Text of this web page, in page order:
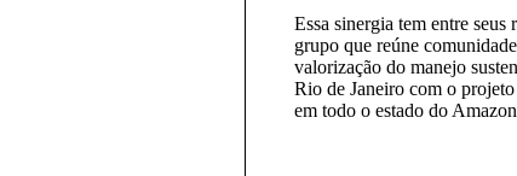
Essa sinergia tem entre
grupo que reúne
valorização do manejo
Rio de Janeiro com o projeto
em todo o estado do